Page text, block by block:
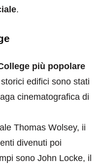
.
più popolare
edifici sono stati
cinematografica di
Thomas Wolsey, ii
divenuti poi
sono John Locke, il